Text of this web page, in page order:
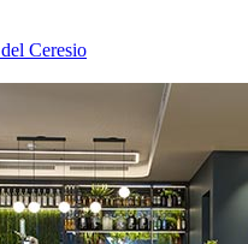
Ceresio